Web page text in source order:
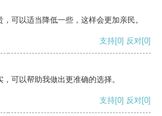
可以适当降低一些，这样会更加亲民。
支持[0] 反对[0]
可以帮助我做出更准确的选择。
支持[0] 反对[0]